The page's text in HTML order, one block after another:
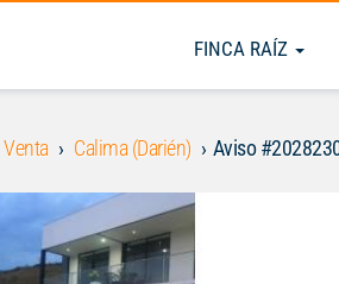
FINCA RAÍZ
Calima (Darién) Aviso